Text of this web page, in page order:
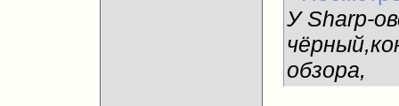
У Sharp-
обзора,